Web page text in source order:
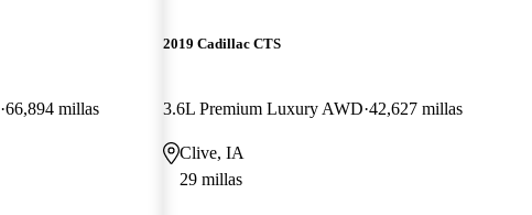
66,894 millas
2019 Cadillac CTS
3.6L Premium Luxury AWD 42,627 millas
Clive, IA
29 millas